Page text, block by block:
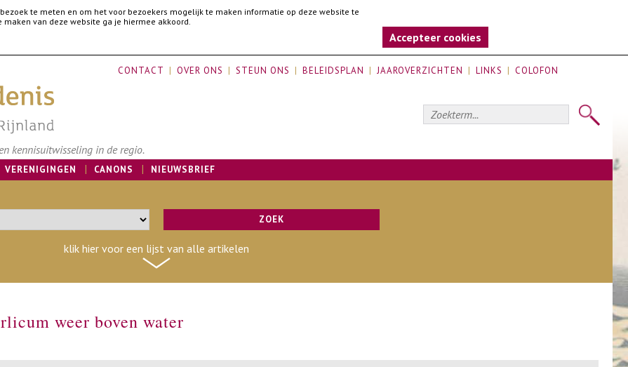
te meten en om het voor bezoekers mogelijk te maken informatie op deze website te
van deze website ga je hiermee akkoord.
Accepteer cookies
CONTACT OVER ONS STEUN ONS BELEIDSPLAN JAAROVERZICHTEN LINKS COLOFON
kennisuitwisseling in de regio.
VERENIGINGEN CANONS NIEUWSBRIEF
klik hier voor een lijst van alle artikelen
weer boven water